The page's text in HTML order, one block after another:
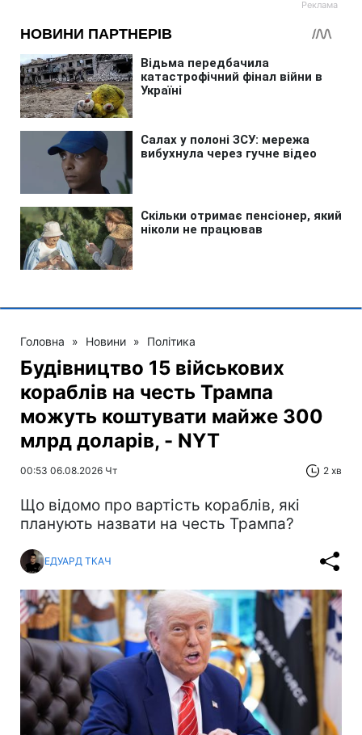
Головна » Новини » Політика
Будівництво 15 військових
кораблів на честь Трампа
можуть коштувати майже 300
млрд доларів, - NYT
00:53 06.08.2026 Чт 2 хв
Що відомо про вартість кораблів, які
планують назвати на честь Трампа?
ЕДУАРД ТКАЧ